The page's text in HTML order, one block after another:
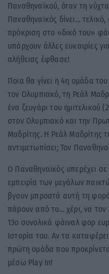
Παναθηναϊκού, όταν τη
Παναθηναϊκός δίνει…
πρόκριση στο «δικό του»
υπάρχουν άλλες ευκαιρίες
αλήθειας έφθασε!
Ποια θα γίνει η 4η ομάδα
τον Ολυμπιακό, τη Ρεάλ
ένα ζευγάρι του ημιτελικού
στον Ολυμπιακό και την
Μαδρίτης. Η Ρεάλ Μαδρίτης
αντιμετωπίσει; Τον
Ο Παναθηναϊκός υπερέχει
εμπειρία των μεγάλων
βγουν μπροστά αυτή τη
πάρουν από το… χέρι, να τον
13ο συνολικά φάιναλ φορ
Ιστορία του. Αν τα
πρώτη ομάδα που
μέσω Play In!